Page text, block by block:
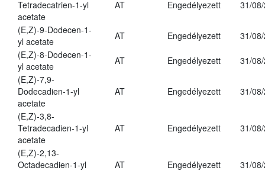
Tetradecatrien-1-yl
acetate
AT Engedélyezett 31/
(E,Z)-9-Dodecen-1-
yl acetate
AT Engedélyezett
31/
(E,Z)-8-Dodecen-1-
yl acetate
AT Engedélyezett
31/
(E,Z)-7,9-
Dodecadien-1-yl
acetate
AT Engedélyezett 31/
(E,Z)-3,8-
Tetradecadien-1-yl
acetate
AT Engedélyezett 31/
(E,Z)-2,13-
Octadecadien-1-yl
AT Engedélyezett 31/